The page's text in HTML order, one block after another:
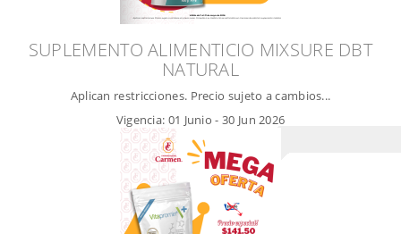
SUPLEMENTO ALIMENTICIO MIXSURE DBT
NATURAL
Aplican restricciones. Precio sujeto a cambios...
Vigencia: 01 Junio - 30 Jun 2026